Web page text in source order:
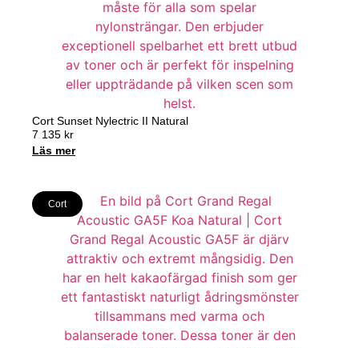
Cort Sunset Nylectric II Natural
7 135 kr
Läs mer
Cort